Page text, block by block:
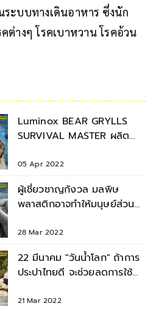
ะบบทางเดินอาหาร ซึ่งนัก
ต่างๆ โรคเบาหวาน โรคอ้วน
Luminox BEAR GRYLLS
SURVIVAL MASTER ผลิต
100%
05 Apr 2022
ผู้เชี่ยวชาญกังวล มลพิษ
พลาสติกอาจทำให้มนุษย์ส่วน
28 Mar 2022
22 มีนาคม "วันน้ำโลก" ถ้าการ
ประปาไทยดี จะช่วยลดการใช้
21 Mar 2022